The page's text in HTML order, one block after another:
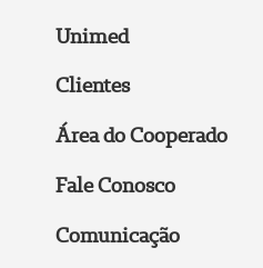
Unimed
Clientes
Área do Cooperado
Fale Conosco
Comunicação